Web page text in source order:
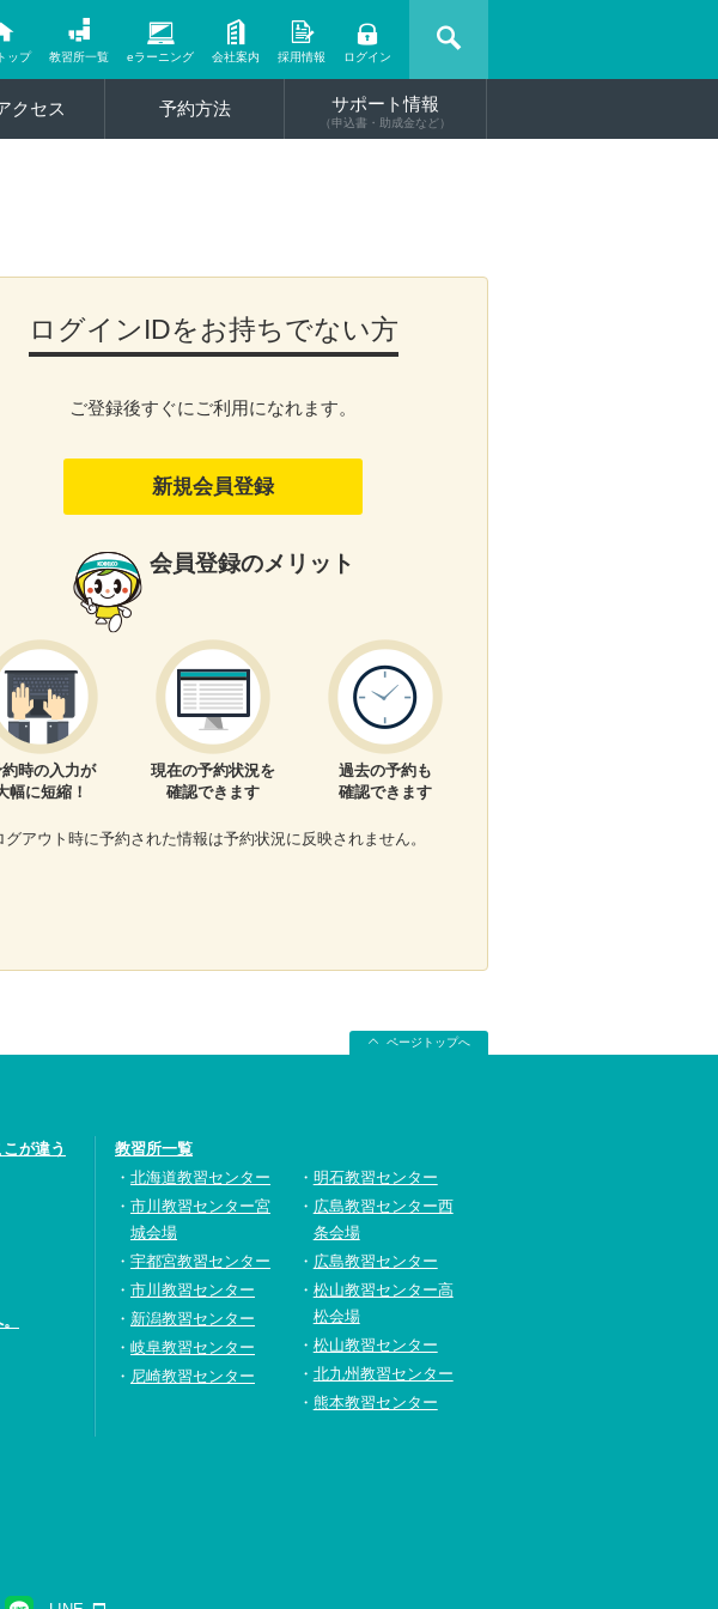
ップ 教習所一覧 eラーニング 会社案内 採用情報 ログイン
クセス 予約方法 サポート情報
（申込書・助成金など）
ログインIDをお持ちでない方
ご登録後すぐにご利用になれます。
新規会員登録
会員登録のメリット
時の入力が
幅に短縮！
現在の予約状況を
確認できます
過去の予約も
確認できます
アウト時に予約された情報は予約状況に反映されません。
ページトップへ
が違う
教習所一覧
北海道教習センター
市川教習センター宮
城会場
宇都宮教習センター
市川教習センター
新潟教習センター
岐阜教習センター
尼崎教習センター
明石教習センター
広島教習センター西
条会場
広島教習センター
松山教習センター高
松会場
松山教習センター
北九州教習センター
熊本教習センター